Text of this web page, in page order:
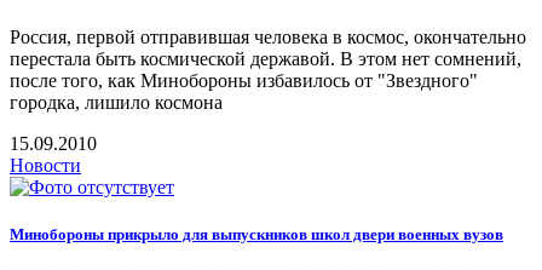
Россия, первой отправившая человека в космос, окончательно
перестала быть космической державой. В этом нет сомнений,
после того, как Минобороны избавилось от "Звездного"
городка, лишило космона
15.09.2010
Новости
Минобороны прикрыло для выпускников школ двери военных вузов